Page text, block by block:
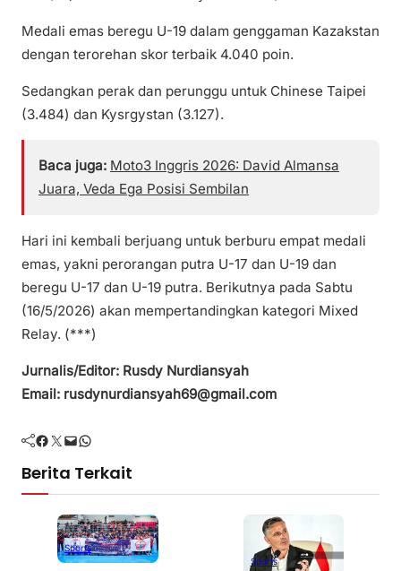
Medali emas beregu U-19 dalam genggaman Kazakstan
dengan terorehan skor terbaik 4.040 poin.
Sedangkan perak dan perunggu untuk Chinese Taipei
(3.484) dan Kysrgystan (3.127).
Baca juga: Moto3 Inggris 2026: David Almansa
Juara, Veda Ega Posisi Sembilan
Hari ini kembali berjuang untuk berburu empat medali
emas, yakni perorangan putra U-17 dan U-19 dan
beregu U-17 dan U-19 putra. Berikutnya pada Sabtu
(16/5/2026) akan mempertandingkan kategori Mixed
Relay. (***)
Jurnalis/Editor: Rusdy Nurdiansyah
Email: rusdynurdiansyah69@gmail.com
Facebook Twitter Mail WhatsApp
Berita Terkait
Sports
Sports